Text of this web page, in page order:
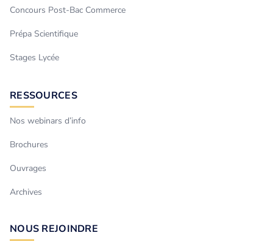
Concours Post-Bac Commerce
Prépa Scientifique
Stages Lycée
RESSOURCES
Nos webinars d’info
Brochures
Ouvrages
Archives
NOUS REJOINDRE